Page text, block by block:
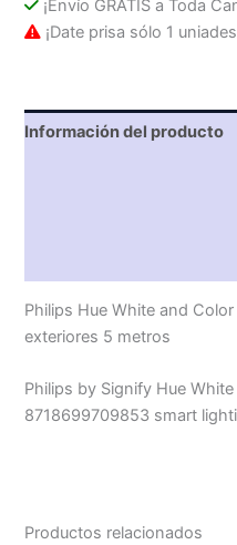
¡Envío GRATIS a Toda
¡Date prisa sólo 1
Información del producto
Philips Hue White and
exteriores 5 metros
Philips by Signify Hue
8718699709853 smart
Productos relacionados